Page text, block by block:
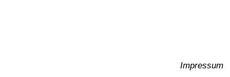
Impressum